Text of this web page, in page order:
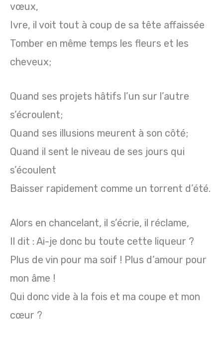
vœux,
Ivre, il voit tout à coup de sa tête affaissée
Tomber en même temps les fleurs et les
cheveux;
Quand ses projets hâtifs l’un sur l’autre
s’écroulent;
Quand ses illusions meurent à son côté;
Quand il sent le niveau de ses jours qui
s’écoulent
Baisser rapidement comme un torrent d’été.
Alors en chancelant, il s’écrie, il réclame,
Il dit : Ai-je donc bu toute cette liqueur ?
Plus de vin pour ma soif ! Plus d’amour pour
mon âme !
Qui donc vide à la fois et ma coupe et mon
cœur ?